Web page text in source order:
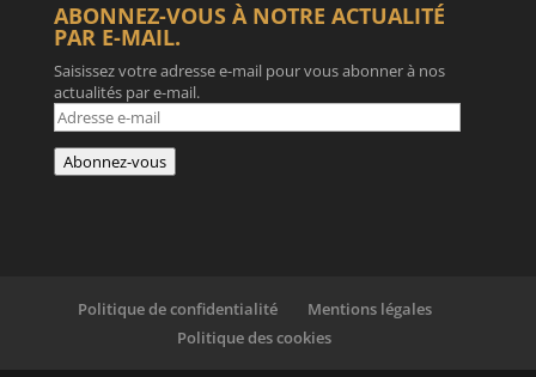
ABONNEZ-VOUS À NOTRE ACTUALITÉ
PAR E-MAIL.
Saisissez votre adresse e-mail pour vous abonner à nos
actualités par e-mail.
Adresse
e-
mail
Abonnez-vous
Politique de confidentialité
Mentions légales
Politique des cookies